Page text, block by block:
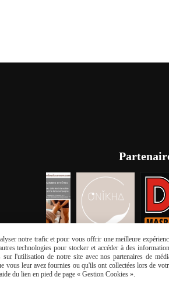
notre trafic et pour vous offrir une meilleure
technologies pour stocker et accéder à des
l'utilisation de notre site avec nos partenaires de
vous leur avez fournies ou qu'ils ont collectées lors de
du lien en pied de page « Gestion Cookies ».